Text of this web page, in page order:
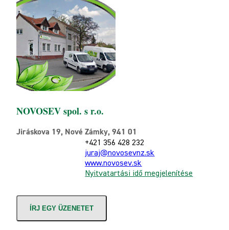
NOVOSEV spol. s r.o.
Jiráskova 19, Nové Zámky, 941 01
+421 356 428 232
juraj@novosevnz.sk
www.novosev.sk
Nyitvatartási idő megjelenítése
ÍRJ EGY ÜZENETET